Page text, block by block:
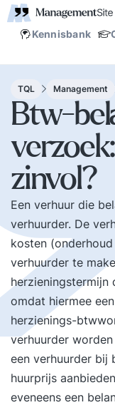
Kennisbank
TQL Management
Btw-
zinvol?
Een verhuur die
verhuurder. De
kosten
verhuurder te
omdat hiermee
herzienings-
verhuurder
een verhuurder bij
huurprijs
eveneens een